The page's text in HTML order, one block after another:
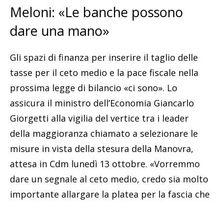
Meloni: «Le banche possono
dare una mano»
Gli spazi di finanza per inserire il taglio delle
tasse per il ceto medio e la pace fiscale nella
prossima legge di bilancio «ci sono». Lo
assicura il ministro dell’Economia Giancarlo
Giorgetti alla vigilia del vertice tra i leader
della maggioranza chiamato a selezionare le
misure in vista della stesura della Manovra,
attesa in Cdm lunedì 13 ottobre. «Vorremmo
dare un segnale al ceto medio, credo sia molto
importante allargare la platea per la fascia che